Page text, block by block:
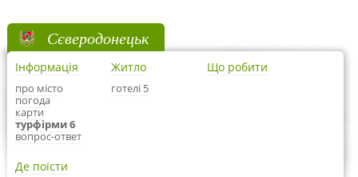
Сєверодонецьк
Інформація
про місто
погода
карти
турфірми 6
вопрос-ответ
Житло
готелі 5
Що робити
Де поїсти